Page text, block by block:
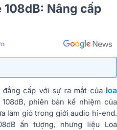
Nâng cấp
cấp với sự ra mắt của loa
108dB, phiên bản kế nhiệm của
làm gió trong giới audio hi-end.
ấn tượng, nhưng liệu Loa